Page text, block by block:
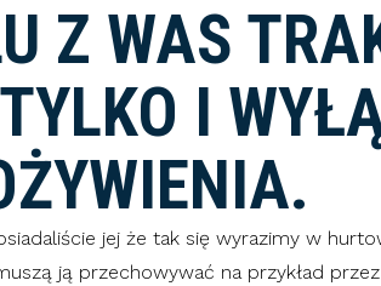
Z WAS
I
jej że tak się wyrazimy w
ją przechowywać na przykład